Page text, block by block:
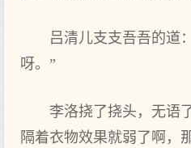
吕清儿支支吾吾的道
呀。”
李洛挠了挠头，无语
隔着衣物效果就弱了啊，